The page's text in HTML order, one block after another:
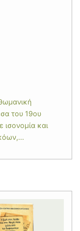
του 19ου
ισονομία και